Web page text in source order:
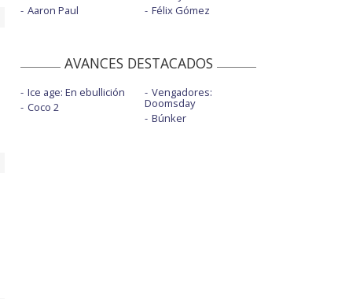
Aaron Paul
Félix Gómez
AVANCES DESTACADOS
Ice age: En ebullición
Coco 2
Vengadores:
Doomsday
Búnker